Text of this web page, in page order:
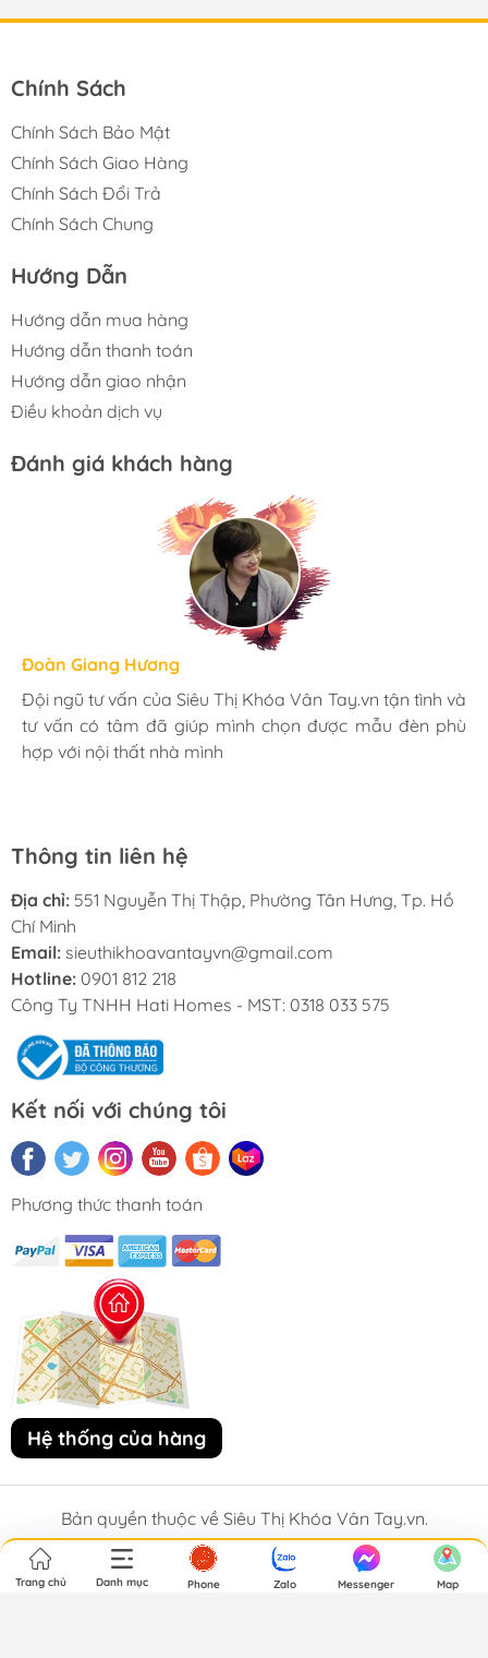
Chính Sách
Chính Sách Bảo Mật
Chính Sách Giao Hàng
Chính Sách Đổi Trả
Chính Sách Chung
Hướng Dẫn
Hướng dẫn mua hàng
Hướng dẫn thanh toán
Hướng dẫn giao nhận
Điều khoản dịch vụ
Đánh giá khách hàng
Hương Suri
Mình rất ưng khi đến Siêu Thị Khóa Vân Tay.vn. Ở đây
có rất nhiều mặt hàng phong phú, tha hồ lựa chọn.
Nhân viên chuyên nghiệp, nhiệt tình. Chúc Hati ngày
Đoàn Giang Hương
Đội ngũ tư vấn của Siêu Thị Khóa Vân Tay.vn tận tình và
tư vấn có tâm đã giúp mình chọn được mẫu đèn phù
hợp với nội thất nhà mình
Ngọc Anh
Mua đèn tại Siêu Thị Khóa Vân Tay.vn mình hoàn toàn
yên tâm với chính sách bảo hành 24 tháng tại nhà. Bạn
kĩ thuật lắp đặt rất cận thận và chu đáo
Thông tin liên hệ
Địa chỉ: 551 Nguyễn Thị Thập, Phường Tân Hưng, Tp. Hồ
Chí Minh
Email: sieuthikhoavantayvn@gmail.com
Hotline: 0901 812 218
Công Ty TNHH Hati Homes - MST: 0318 033 575
Kết nối với chúng tôi
Phương thức thanh toán
Hệ thống của hàng
Bản quyền thuộc về Siêu Thị Khóa Vân Tay.vn.
Trang chủ Danh mục Phone Zalo Messenger Map